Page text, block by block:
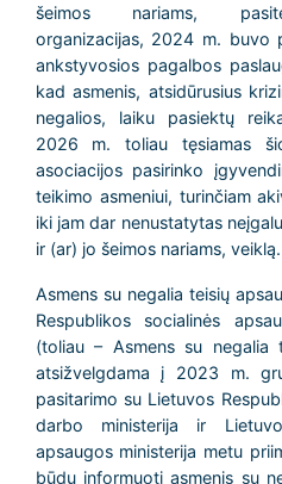
šeimos nariams,
organizacijas, 2024 m. buvo
ankstyvosios pagalbos
kad asmenis, atsidūrusius
negalios, laiku pasiektų
2026 m. toliau tęsiamas
asociacijos pasirinko
teikimo asmeniui, turinčiam
iki jam dar nenustatytas
ir (ar) jo šeimos nariams, veiklą.
Asmens su negalia teisių
Respublikos socialinės
(toliau – Asmens su negalia
atsižvelgdama į 2023 m.
pasitarimo su Lietuvos
darbo ministerija ir
apsaugos ministerija metu
būdų informuoti asmenis su